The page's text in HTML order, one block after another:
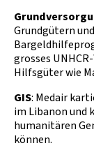
Grundgütern
grosses
Hilfsgüter wie
GIS: Medair
im Libanon und
humanitären
können.